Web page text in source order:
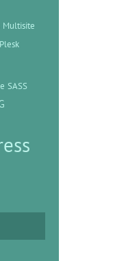
Multisite
Plesk
SASS